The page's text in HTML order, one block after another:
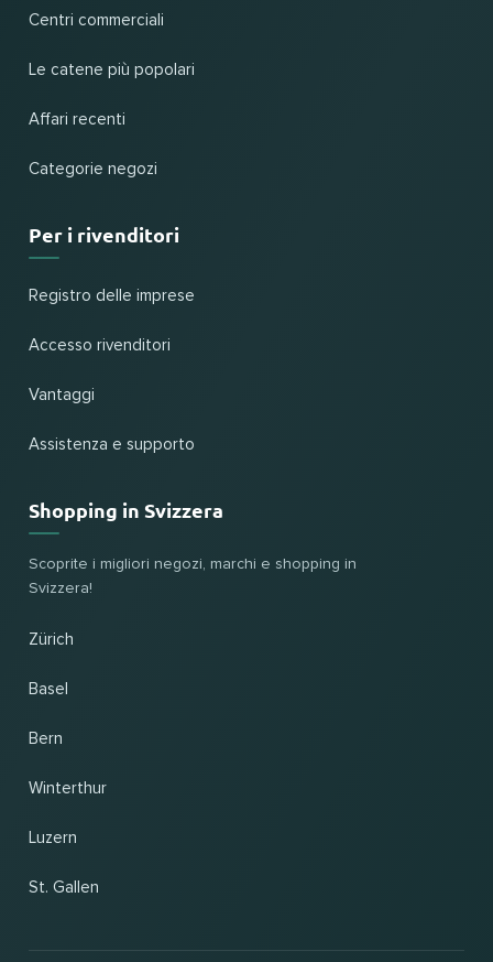
Centri commerciali
Le catene più popolari
Affari recenti
Categorie negozi
Per i rivenditori
Registro delle imprese
Accesso rivenditori
Vantaggi
Assistenza e supporto
Shopping in Svizzera
Scoprite i migliori negozi, marchi e shopping in
Svizzera!
Zürich
Basel
Bern
Winterthur
Luzern
St. Gallen